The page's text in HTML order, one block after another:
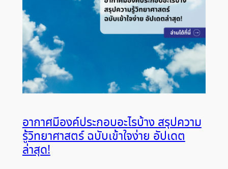
อากาศมีองค์ประกอบอะไรบ้าง สรุปความ
รู้วิทยาศาสตร์ ฉบับเข้าใจง่าย อัปเดต
ล่าสุด!